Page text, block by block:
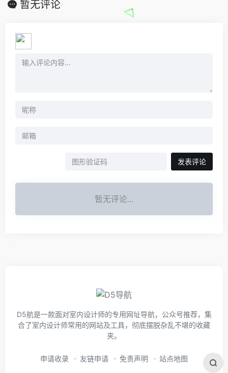
暂无评论
发表评论
暂无评论...
D5航是一款面对室内设计师的专用网址导航，公众号推荐，集
合了室内设计师常用的网站及工具，彻底摆脱杂乱不堪的收藏
夹。
申请收录 友链申请 免责声明 站点地图